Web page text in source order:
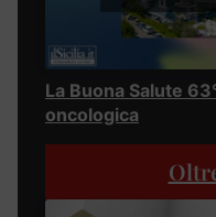
La Buona Salute
oncologica